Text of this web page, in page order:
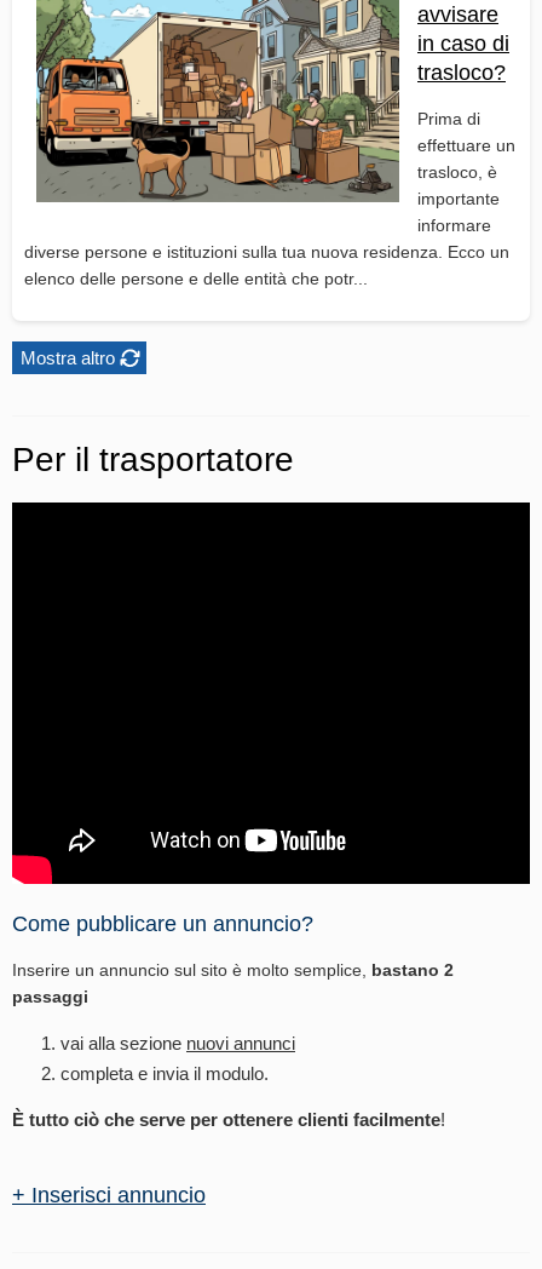
avvisare
in caso di
trasloco?
Prima di
effettuare un
trasloco, è
importante
informare
diverse persone e istituzioni sulla tua nuova residenza. Ecco un
elenco delle persone e delle entità che potr...
Mostra altro
Per il trasportatore
Come pubblicare un annuncio?
Inserire un annuncio sul sito è molto semplice, bastano 2
passaggi
vai alla sezione nuovi annunci
completa e invia il modulo.
È tutto ciò che serve per ottenere clienti facilmente!
+ Inserisci annuncio